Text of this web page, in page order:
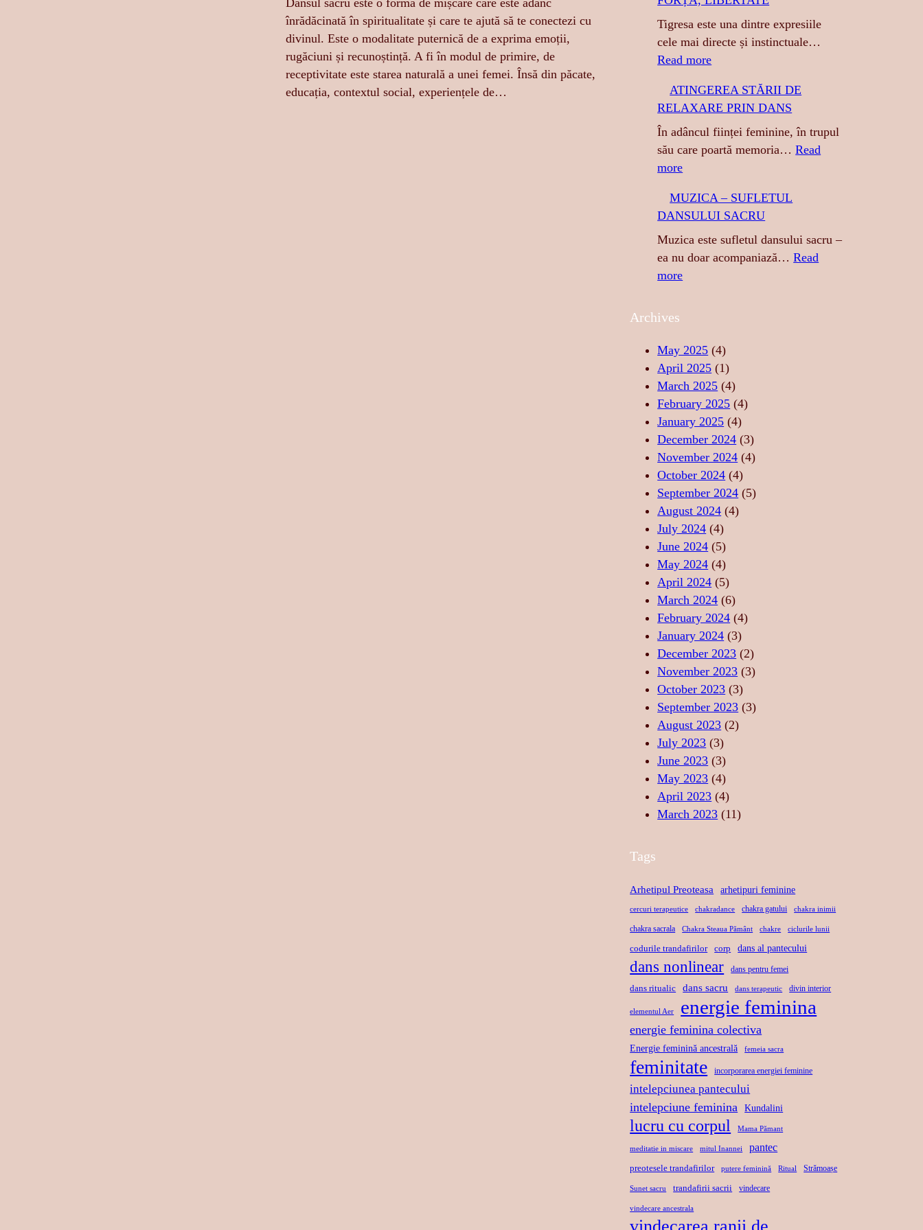
Dansul sacru este o formă de mișcare care este adânc
înrădăcinată în spiritualitate și care te ajută să te conectezi cu
divinul. Este o modalitate puternică de a exprima emoții,
rugăciuni și recunoștință. A fi în modul de primire, de
receptivitate este starea naturală a unei femei. Însă din păcate,
educația, contextul social, experiențele de…
Tigresa este una dintre expresiile
cele mai directe și instinctuale…
Read more:
I
G
R
E
:
S
E
N
I
T
A
T
E
,
F
O
R
Ț
Ă
,
L
B
E
R
T
A
T
E
ATINGEREA STĂRII DE
RELAXARE PRIN DANS
În adâncul ființei feminine, în trupul
său care poartă memoria…Read
more:
T
I
N
G
E
S
T
Ă
R
I
I
D
E
R
E
L
A
X
A
R
E
P
R
I
N
D
A
N
S
MUZICA – SUFLETUL
DANSULUI SACRU
Muzica este sufletul dansului sacru –
ea nu doar acompaniază…Read
more:
I
C
A
–
S
U
F
L
E
T
U
L
D
A
N
S
U
L
U
I
S
A
C
R
U
Archives
May 2025 (4)
April 2025 (1)
March 2025 (4)
February 2025 (4)
January 2025 (4)
December 2024 (3)
November 2024 (4)
October 2024 (4)
September 2024 (5)
August 2024 (4)
July 2024 (4)
June 2024 (5)
May 2024 (4)
April 2024 (5)
March 2024 (6)
February 2024 (4)
January 2024 (3)
December 2023 (2)
November 2023 (3)
October 2023 (3)
September 2023 (3)
August 2023 (2)
July 2023 (3)
June 2023 (3)
May 2023 (4)
April 2023 (4)
March 2023 (11)
Tags
Arhetipul Preoteasa arhetipuri feminine
cercuri terapeutice chakradance chakra gatului chakra inimii
chakra sacrala Chakra Steaua Pământ chakre ciclurile lunii
codurile trandafirilor corp dans al pantecului
dans nonlinear dans pentru femei
dans ritualic dans sacru dans terapeutic divin interior
elementul Aer energie feminina
energie feminina colectiva
Energie feminină ancestrală femeia sacra
feminitate incorporarea energiei feminine
intelepciunea pantecului
intelepciune feminina Kundalini
lucru cu corpul Mama Pămant
meditatie in miscare mitul Inannei pantec
preotesele trandafirilor putere feminină Ritual Strămoașe
Sunet sacru trandafirii sacrii vindecare
vindecare ancestrala